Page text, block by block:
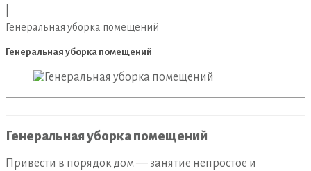
Генеральная уборка помещений
Генеральная уборка помещений
Генеральная уборка помещений
Привести в порядок дом — занятие непростое и